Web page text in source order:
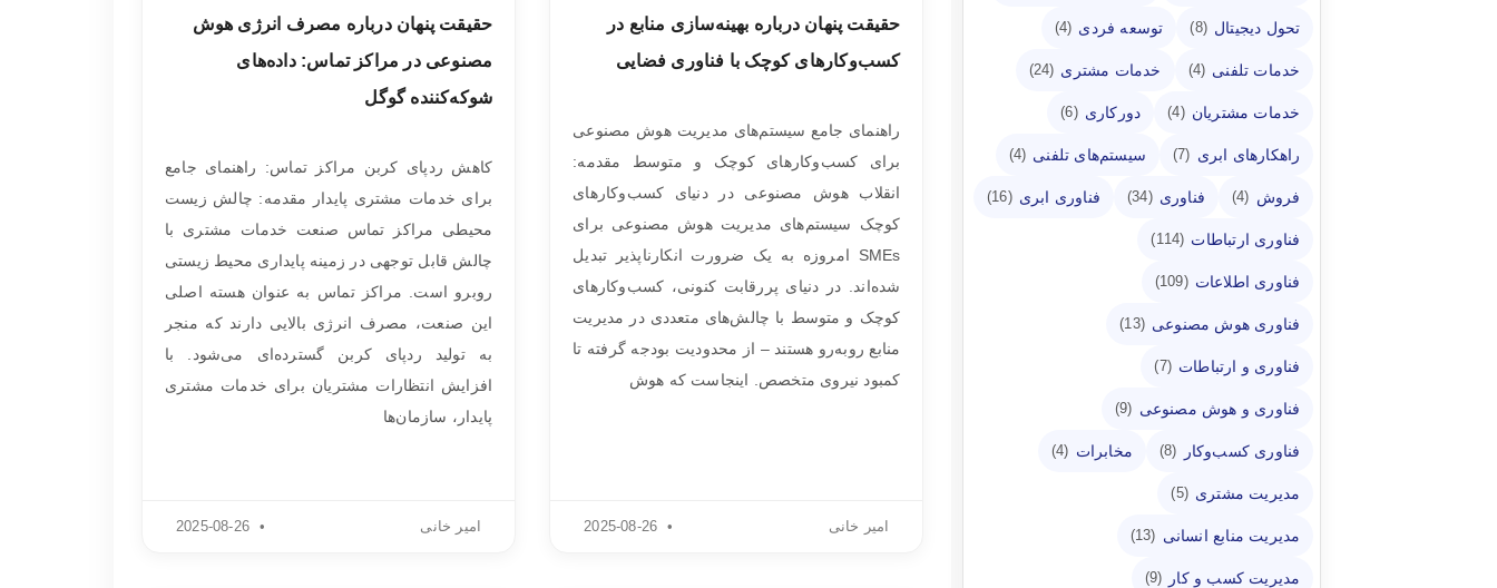
حقیقت پنهان درباره بهینه‌سازی منابع در
کسب‌وکارهای کوچک با فناوری فضایی
راهنمای جامع سیستم‌های مدیریت هوش مصنوعی
برای کسب‌وکارهای کوچک و متوسط مقدمه:
انقلاب هوش مصنوعی در دنیای کسب‌وکارهای
کوچک سیستم‌های مدیریت هوش مصنوعی برای
SMEs امروزه به یک ضرورت انکارناپذیر تبدیل
شده‌اند. در دنیای پررقابت کنونی، کسب‌وکارهای
کوچک و متوسط با چالش‌های متعددی در مدیریت
منابع روبه‌رو هستند – از محدودیت بودجه گرفته تا
کمبود نیروی متخصص. اینجاست که هوش
امیر خانی
حقیقت پنهان درباره مصرف انرژی هوش
مصنوعی در مراکز تماس: داده‌های
شوکه‌کننده گوگل
کاهش ردپای کربن مراکز تماس: راهنمای جامع
برای خدمات مشتری پایدار مقدمه: چالش زیست
محیطی مراکز تماس صنعت خدمات مشتری با
چالش قابل توجهی در زمینه پایداری محیط زیستی
روبرو است. مراکز تماس به عنوان هسته اصلی
این صنعت، مصرف انرژی بالایی دارند که منجر
به تولید ردپای کربن گسترده‌ای می‌شود. با
افزایش انتظارات مشتریان برای خدمات مشتری
پایدار، سازمان‌ها
امیر خانی
تحول دیجیتال (8) توسعه فردی (4)
خدمات تلفنی (4) خدمات مشتری (24)
خدمات مشتریان (4) دورکاری (6)
راهکارهای ابری (7) سیستم‌های تلفنی (4)
فروش (4) فناوری (34) فناوری ابری (16)
فناوری ارتباطات (114)
فناوری اطلاعات (109)
فناوری هوش مصنوعی (13)
فناوری و ارتباطات (7)
فناوری و هوش مصنوعی (9)
فناوری کسب‌وکار (8) مخابرات (4)
مدیریت مشتری (5)
مدیریت منابع انسانی (13)
مدیریت کسب و کار (9)